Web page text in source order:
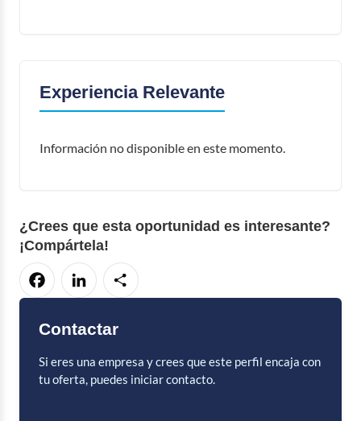
Experiencia Relevante
Información no disponible en este momento.
¿Crees que esta oportunidad es interesante?
¡Compártela!
FacebookLinkedInCompartir
Contactar
Si eres una empresa y crees que este perfil encaja con
tu oferta, puedes iniciar contacto.